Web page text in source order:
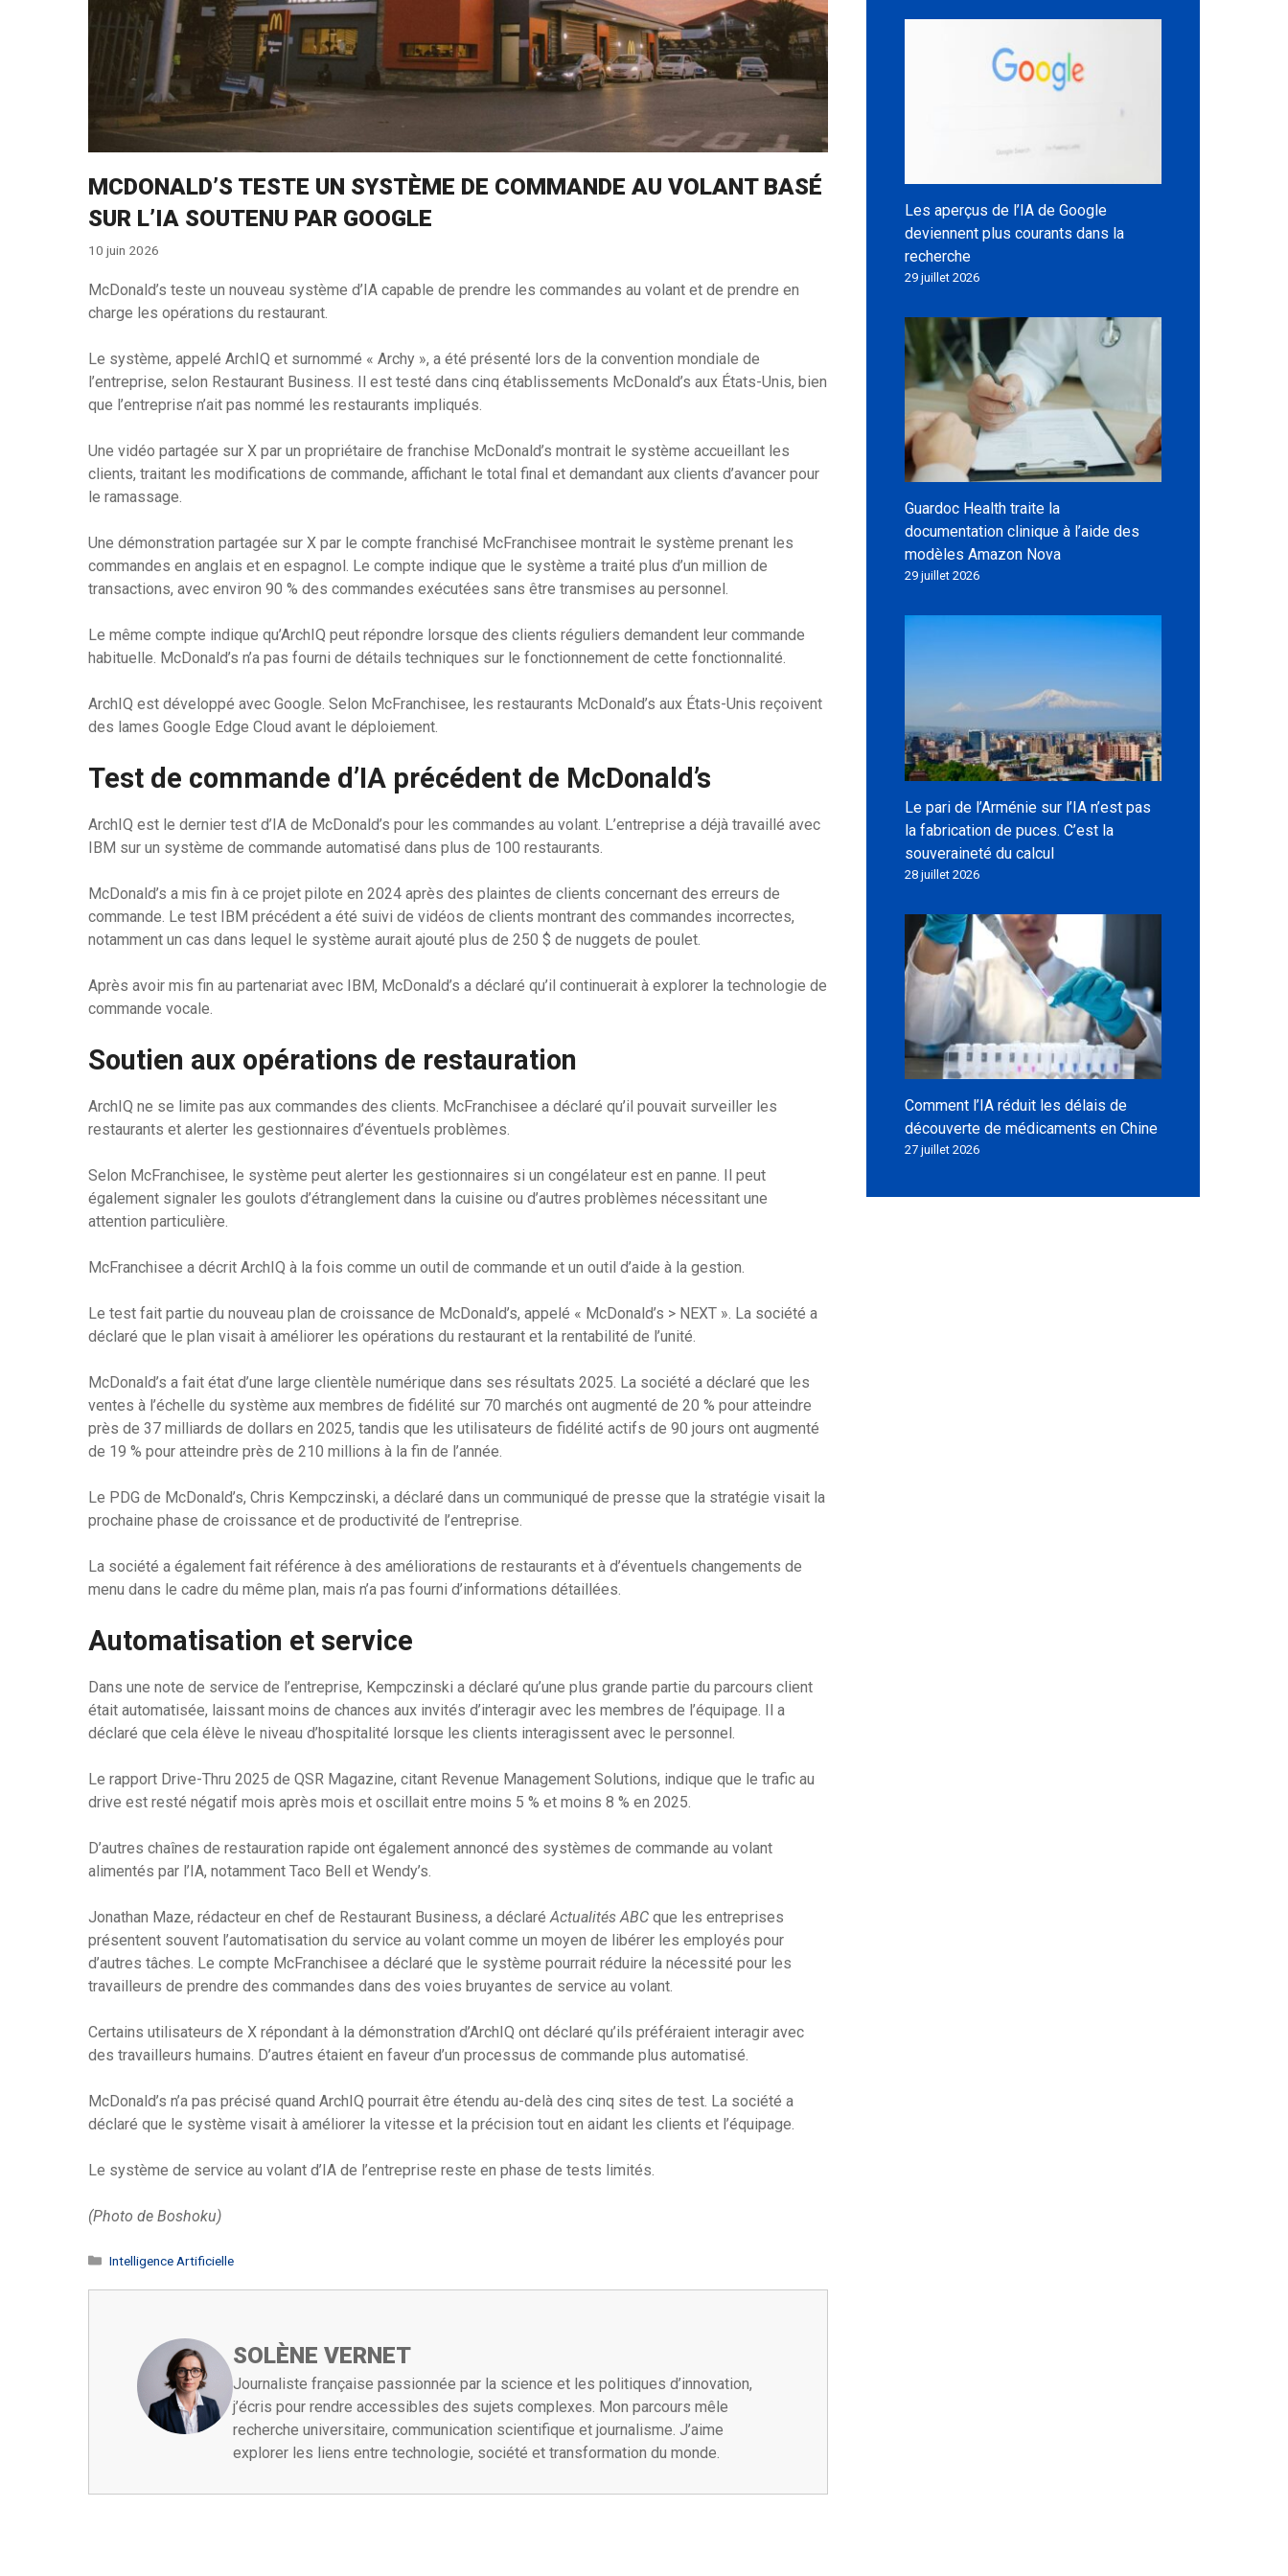
MCDONALD’S TESTE UN SYSTÈME DE COMMANDE AU VOLANT BASÉ
SUR L’IA SOUTENU PAR GOOGLE
10 juin 2026
McDonald’s teste un nouveau système d’IA capable de prendre les commandes au volant et de prendre en
charge les opérations du restaurant.
Le système, appelé ArchIQ et surnommé « Archy », a été présenté lors de la convention mondiale de
l’entreprise, selon Restaurant Business. Il est testé dans cinq établissements McDonald’s aux États-Unis, bien
que l’entreprise n’ait pas nommé les restaurants impliqués.
Une vidéo partagée sur X par un propriétaire de franchise McDonald’s montrait le système accueillant les
clients, traitant les modifications de commande, affichant le total final et demandant aux clients d’avancer pour
le ramassage.
Une démonstration partagée sur X par le compte franchisé McFranchisee montrait le système prenant les
commandes en anglais et en espagnol. Le compte indique que le système a traité plus d’un million de
transactions, avec environ 90 % des commandes exécutées sans être transmises au personnel.
Le même compte indique qu’ArchIQ peut répondre lorsque des clients réguliers demandent leur commande
habituelle. McDonald’s n’a pas fourni de détails techniques sur le fonctionnement de cette fonctionnalité.
ArchIQ est développé avec Google. Selon McFranchisee, les restaurants McDonald’s aux États-Unis reçoivent
des lames Google Edge Cloud avant le déploiement.
Test de commande d’IA précédent de McDonald’s
ArchIQ est le dernier test d’IA de McDonald’s pour les commandes au volant. L’entreprise a déjà travaillé avec
IBM sur un système de commande automatisé dans plus de 100 restaurants.
McDonald’s a mis fin à ce projet pilote en 2024 après des plaintes de clients concernant des erreurs de
commande. Le test IBM précédent a été suivi de vidéos de clients montrant des commandes incorrectes,
notamment un cas dans lequel le système aurait ajouté plus de 250 $ de nuggets de poulet.
Après avoir mis fin au partenariat avec IBM, McDonald’s a déclaré qu’il continuerait à explorer la technologie de
commande vocale.
Soutien aux opérations de restauration
ArchIQ ne se limite pas aux commandes des clients. McFranchisee a déclaré qu’il pouvait surveiller les
restaurants et alerter les gestionnaires d’éventuels problèmes.
Selon McFranchisee, le système peut alerter les gestionnaires si un congélateur est en panne. Il peut
également signaler les goulots d’étranglement dans la cuisine ou d’autres problèmes nécessitant une
attention particulière.
McFranchisee a décrit ArchIQ à la fois comme un outil de commande et un outil d’aide à la gestion.
Le test fait partie du nouveau plan de croissance de McDonald’s, appelé « McDonald’s > NEXT ». La société a
déclaré que le plan visait à améliorer les opérations du restaurant et la rentabilité de l’unité.
McDonald’s a fait état d’une large clientèle numérique dans ses résultats 2025. La société a déclaré que les
ventes à l’échelle du système aux membres de fidélité sur 70 marchés ont augmenté de 20 % pour atteindre
près de 37 milliards de dollars en 2025, tandis que les utilisateurs de fidélité actifs de 90 jours ont augmenté
de 19 % pour atteindre près de 210 millions à la fin de l’année.
Le PDG de McDonald’s, Chris Kempczinski, a déclaré dans un communiqué de presse que la stratégie visait la
prochaine phase de croissance et de productivité de l’entreprise.
La société a également fait référence à des améliorations de restaurants et à d’éventuels changements de
menu dans le cadre du même plan, mais n’a pas fourni d’informations détaillées.
Automatisation et service
Dans une note de service de l’entreprise, Kempczinski a déclaré qu’une plus grande partie du parcours client
était automatisée, laissant moins de chances aux invités d’interagir avec les membres de l’équipage. Il a
déclaré que cela élève le niveau d’hospitalité lorsque les clients interagissent avec le personnel.
Le rapport Drive-Thru 2025 de QSR Magazine, citant Revenue Management Solutions, indique que le trafic au
drive est resté négatif mois après mois et oscillait entre moins 5 % et moins 8 % en 2025.
D’autres chaînes de restauration rapide ont également annoncé des systèmes de commande au volant
alimentés par l’IA, notamment Taco Bell et Wendy’s.
Jonathan Maze, rédacteur en chef de Restaurant Business, a déclaré Actualités ABC que les entreprises
présentent souvent l’automatisation du service au volant comme un moyen de libérer les employés pour
d’autres tâches. Le compte McFranchisee a déclaré que le système pourrait réduire la nécessité pour les
travailleurs de prendre des commandes dans des voies bruyantes de service au volant.
Certains utilisateurs de X répondant à la démonstration d’ArchIQ ont déclaré qu’ils préféraient interagir avec
des travailleurs humains. D’autres étaient en faveur d’un processus de commande plus automatisé.
McDonald’s n’a pas précisé quand ArchIQ pourrait être étendu au-delà des cinq sites de test. La société a
déclaré que le système visait à améliorer la vitesse et la précision tout en aidant les clients et l’équipage.
Le système de service au volant d’IA de l’entreprise reste en phase de tests limités.
(Photo de Boshoku)
Catégories
Intelligence Artificielle
SOLÈNE VERNET
Journaliste française passionnée par la science et les politiques d’innovation,
j’écris pour rendre accessibles des sujets complexes. Mon parcours mêle
recherche universitaire, communication scientifique et journalisme. J’aime
explorer les liens entre technologie, société et transformation du monde.
Les aperçus de l’IA de Google
deviennent plus courants dans la
recherche
29 juillet 2026
Guardoc Health traite la
documentation clinique à l’aide des
modèles Amazon Nova
29 juillet 2026
Le pari de l’Arménie sur l’IA n’est pas
la fabrication de puces. C’est la
souveraineté du calcul
28 juillet 2026
Comment l’IA réduit les délais de
découverte de médicaments en Chine
27 juillet 2026